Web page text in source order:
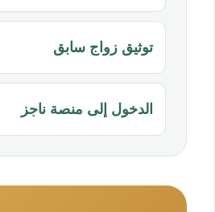
توثيق زواج سابق
الدخول إلى منصة ناجز